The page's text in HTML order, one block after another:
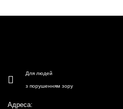
Для людей
з порушенням зору
Адреса: